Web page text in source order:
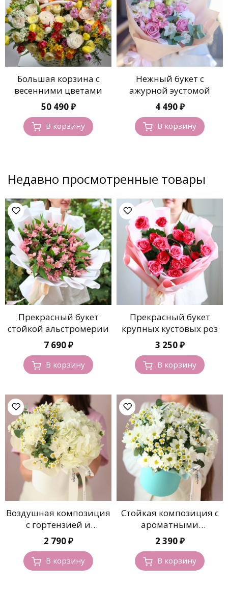
Большая корзина с
весенними цветами
50 490₽
В корзину
Нежный букет с
ажурной эустомой
4 490₽
В корзину
Недавно просмотренные товары
Прекрасный букет
стойкой альстромерии
7 690₽
В корзину
Прекрасный букет
крупных кустовых роз
3 250₽
В корзину
Воздушная композиция
с гортензией и
ромашками
2 790₽
В корзину
Стойкая композиция с
ароматными
ромашками
2 390₽
В корзину